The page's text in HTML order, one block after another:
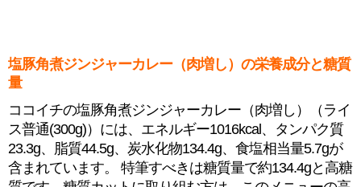
塩豚角煮ジンジャーカレー（肉増し）の栄養成分と糖質
量
ココイチの塩豚角煮ジンジャーカレー（肉増し）（ライ
ス普通(300g)）には、エネルギー1016kcal、タンパク質
23.3g、脂質44.5g、炭水化物134.4g、食塩相当量5.7gが
含まれています。 特筆すべきは糖質量で約134.4gと高糖